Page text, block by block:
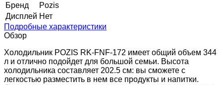
Бренд
Pozis
Дисплей Нет
Подробные характеристики
Обзор
Холодильник POZIS RK-FNF-172 имеет общий объем 344
л и отлично подойдет для большой семьи. Высота
холодильника составляет 202.5 см: вы сможете с
легкостью разместить в нем все продукты и напитки.